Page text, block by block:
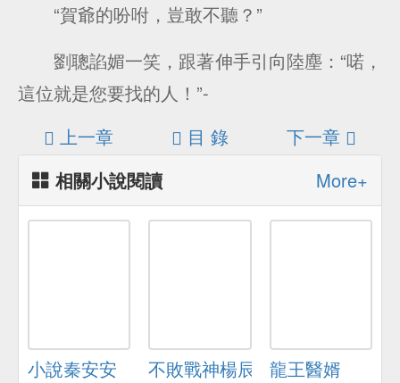
“賀爺的吩咐，豈敢不聽？”
劉聰諂媚一笑，跟著伸手引向陸塵：“喏，
這位就是您要找的人！”-
上一章
目 錄
下一章
相關小說閱讀
More+
小說秦安安 不敗戰神楊辰 龍王醫婿